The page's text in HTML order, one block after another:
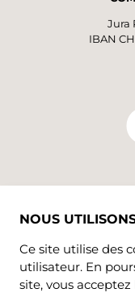
Jura
IBAN
NOUS
Ce site utilise des
utilisateur. En
site, vous